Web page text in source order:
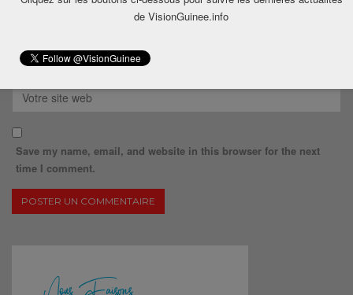
Save my name, email, and website in this browser for the next
time I comment.
de VisionGuinee.info